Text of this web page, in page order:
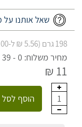
שאל אותנו על
198 גרם (5.56 ₪ ל-100 גרם)
מחיר משלוח: 0 - 39 ₪
11 ₪
1 הוסף לסל